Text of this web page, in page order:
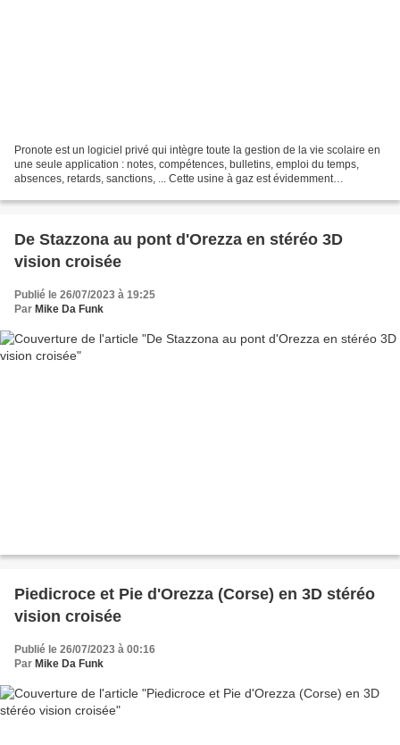
Pronote est un logiciel privé qui intègre toute la gestion de la vie scolaire en
une seule application : notes, compétences, bulletins, emploi du temps,
absences, retards, sanctions, ... Cette usine à gaz est évidemment
De Stazzona au pont d'Orezza en stéréo 3D
vision croisée
Publié le 26/07/2023 à 19:25
Par Mike Da Funk
Piedicroce et Pie d'Orezza (Corse) en 3D stéréo
vision croisée
Publié le 26/07/2023 à 00:16
Par Mike Da Funk